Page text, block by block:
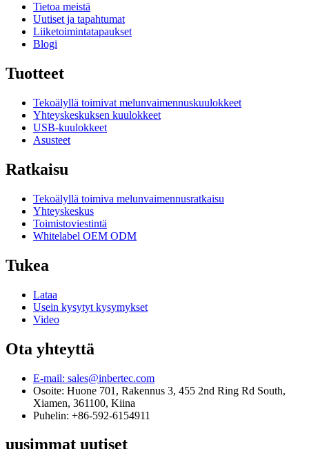
Tietoa meistä
Uutiset ja tapahtumat
Liiketoimintatapaukset
Blogi
Tuotteet
Tekoälyllä toimivat melunvaimennuskuulokkeet
Yhteyskeskuksen kuulokkeet
USB-kuulokkeet
Asusteet
Ratkaisu
Tekoälyllä toimiva melunvaimennusratkaisu
Yhteyskeskus
Toimistoviestintä
Whitelabel OEM ODM
Tukea
Lataa
Usein kysytyt kysymykset
Video
Ota yhteyttä
E-mail: sales@inbertec.com
Osoite: Huone 701, Rakennus 3, 455 2nd Ring Rd South,
Xiamen, 361100, Kiina
Puhelin: +86-592-6154911
uusimmat uutiset